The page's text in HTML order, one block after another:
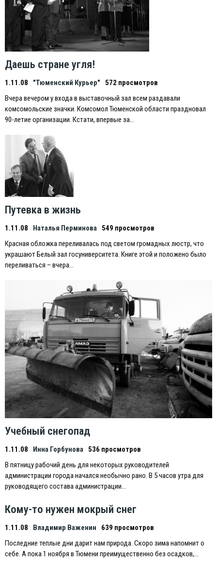
Даешь стране угля!
1.11.08 "Тюменский Курьер"
572 просмотров
Вчера вечером у входа в выставочный зал всем раздавали
комсомольские значки. Комсомол Тюменской области праздновал
90-летие организации. Кстати, впервые за…
Путевка в жизнь
1.11.08 Наталья Перминова
549 просмотров
Красная обложка переливалась под светом громадных люстр, что
украшают Белый зал госуниверситета. Книге этой и положено было
переливаться – вчера…
Учебный снегопад
1.11.08 Инна Горбунова
536 просмотров
В пятницу рабочий день для некоторых руководителей
администрации города начался необычно рано. В 5 часов утра для
руководящего состава администрации…
Кому-то нужен мокрый снег
1.11.08 Владимир Важенин
639 просмотров
Последние теплые дни дарит нам природа. Скоро зима напомнит о
себе. А пока 1 ноября в Тюмени преимущественно без осадков,…